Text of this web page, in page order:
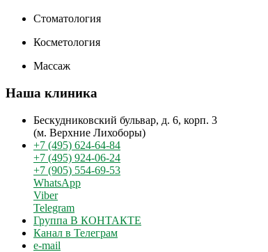
Стоматология
Косметология
Массаж
Наша клиника
Бескудниковский бульвар, д. 6, корп. 3
(м. Верхние Лихоборы)
+7 (495) 624-64-84
+7 (495) 924-06-24
+7 (905) 554-69-53
WhatsApp
Viber
Telegram
Группа В КОНТАКТЕ
Канал в Телеграм
e-mail